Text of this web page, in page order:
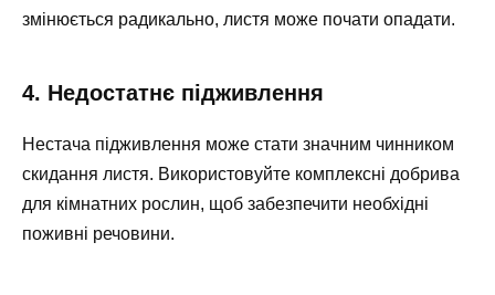
змінюється радикально, листя може почати опадати.
4. Недостатнє підживлення
Нестача підживлення може стати значним чинником
скидання листя. Використовуйте комплексні добрива
для кімнатних рослин, щоб забезпечити необхідні
поживні речовини.